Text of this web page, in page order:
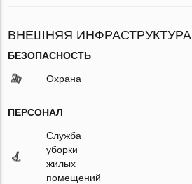
ВНЕШНЯЯ ИНФРАСТРУКТУРА
БЕЗОПАСНОСТЬ
Охрана
ПЕРСОНАЛ
Служба
уборки
жилых
помещений